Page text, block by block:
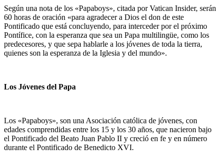
Según una nota de los «Papaboys», citada por Vatican Insider, serán
60 horas de oración «para agradecer a Dios el don de este
Pontificado que está concluyendo, para interceder por el próximo
Pontífice, con la esperanza que sea un Papa multilingüe, como los
predecesores, y que sepa hablarle a los jóvenes de toda la tierra,
quienes son la esperanza de la Iglesia y del mundo».
Los Jóvenes del Papa
Los «Papaboys», son una Asociación católica de jóvenes, con
edades comprendidas entre los 15 y los 30 años, que nacieron bajo
el Pontificado del Beato Juan Pablo II y creció en fe y en número
durante el Pontificado de Benedicto XVI.